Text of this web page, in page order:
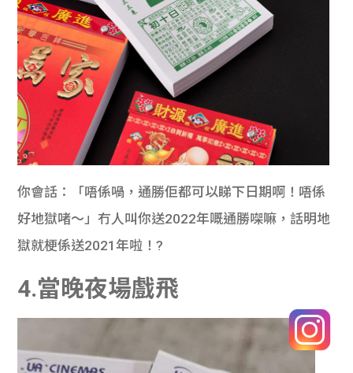
你會話：「唔係喎，通勝佢都可以睇下日期啊！唔係
好地獄啫～」冇人叫你送2022年嘅通勝㗎嘛，話明地
獄就梗係送2021年啦！?
4.當晚夜場戲飛